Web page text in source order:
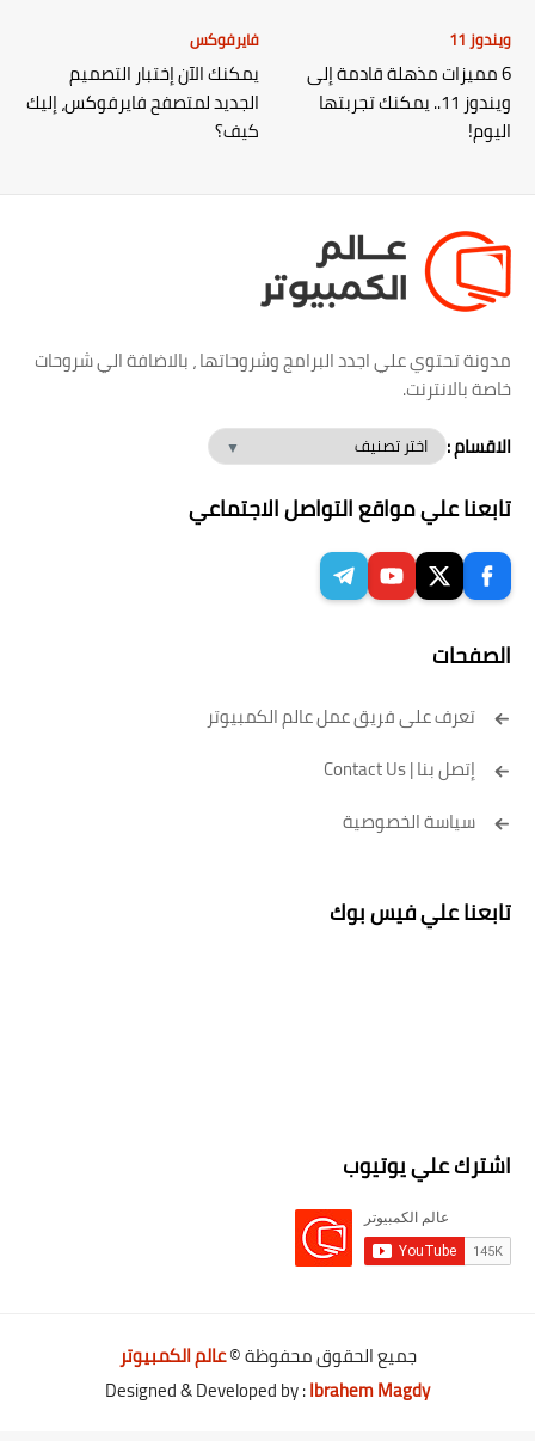
ويندوز 11
6 مميزات مذهلة قادمة إلى
ويندوز 11.. يمكنك تجربتها
اليوم!
فايرفوكس
يمكنك الآن إختبار التصميم
الجديد لمتصفح فايرفوكس، إليك
كيف؟
مدونة تحتوي علي اجدد البرامج وشروحاتها ، بالاضافة الي شروحات
خاصة بالانترنت.
الاقسام :
تابعنا علي مواقع التواصل الاجتماعي
الصفحات
تعرف على فريق عمل عالم الكمبيوتر
إتصل بنا | Contact Us
سياسة الخصوصية
تابعنا علي فيس بوك
اشترك علي يوتيوب
جميع الحقوق محفوظة ©عالم الكمبيوتر
Designed & Developed by :Ibrahem Magdy